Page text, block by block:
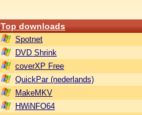
Top downloads
Spotnet
DVD Shrink
coverXP Free
QuickPar (nederlands)
MakeMKV
HWiNFO64